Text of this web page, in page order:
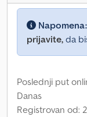
Napomena:
prijavite, da
Poslednji put
Danas
Registrovan od: